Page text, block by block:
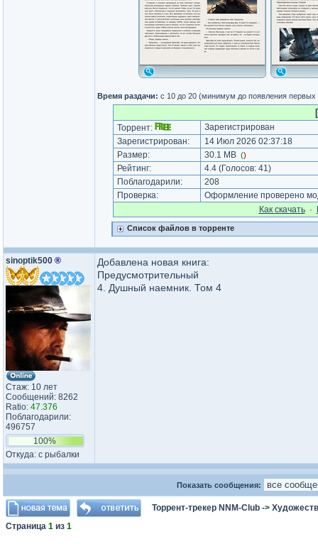
Время раздачи: с 10 до 20 (минимум до появления
Торрент:
Зарегистрирован
Зарегистрирован:
14 Июл 2026 02:37:18
Размер:
30.1 MB ()
Рейтинг: 4.4(Голосов: 41)
Поблагодарили:
208
Проверка:
Оформление проверено
Как cкачать·
Список файлов в торренте
sinoptik500 ®
Стаж: 10 лет
Сообщений: 8262
Ratio: 47.376
Поблагодарили:
496757
100%
Откуда: с рыбалки
Добавлена новая книга:
Предусмотрительный
4. Душный наемник. Том 4
Показать сообщения:
Торрент-трекер NNM-Club ->
Страница 1 из 1